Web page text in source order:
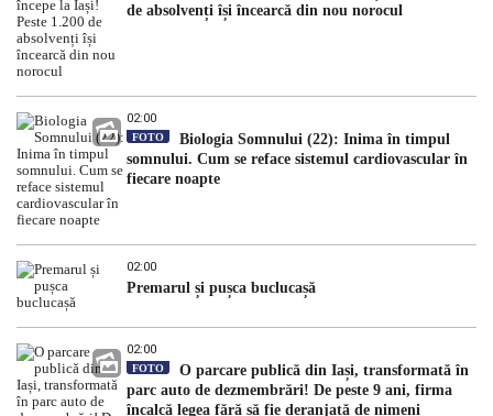
de absolvenți își încearcă din nou norocul
02:00
FOTO
Biologia Somnului (22): Inima în timpul
somnului. Cum se reface sistemul cardiovascular în
fiecare noapte
02:00
Premarul și pușca buclucașă
02:00
FOTO
O parcare publică din Iași, transformată în
parc auto de dezmembrări! De peste 9 ani, firma
încalcă legea fără să fie deranjată de nimeni